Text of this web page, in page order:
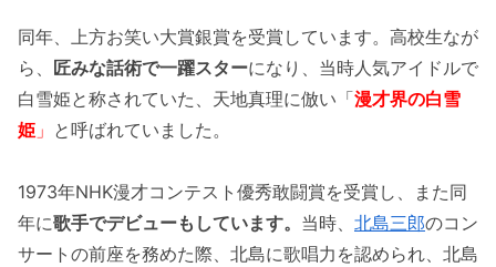
同年、上方お笑い大賞銀賞を受賞しています。高校生なが
ら、 匠みな話術で一躍スターになり、当時人気アイドルで
白雪姫と称されていた、天地真理に倣い「漫才界の白雪
姫 」 と呼ばれていました。
1973年NHK漫才コンテスト優秀敢闘賞を受賞し、また同
年に歌手でデビューもしています。 当時、 北島三郎のコン
サートの前座を務めた際、北島に歌唱力を認められ、北島